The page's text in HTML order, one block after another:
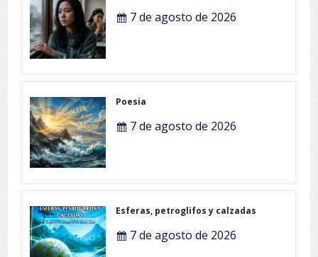
7 de agosto de 2026
Poesia
7 de agosto de 2026
Esferas, petroglifos y calzadas
7 de agosto de 2026